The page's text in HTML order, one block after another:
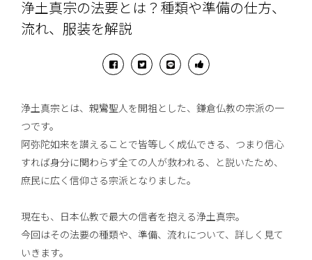
浄土真宗の法要とは？種類や準備の仕方、
流れ、服装を解説
浄土真宗とは、親鸞聖人を開祖とした、鎌倉仏教の宗派の一
つです。
阿弥陀如来を讃えることで皆等しく成仏できる、つまり信心
すれば身分に関わらず全ての人が救われる、と説いたため、
庶民に広く信仰さる宗派となりました。
現在も、日本仏教で最大の信者を抱える浄土真宗。
今回はその法要の種類や、準備、流れについて、詳しく見て
いきます。